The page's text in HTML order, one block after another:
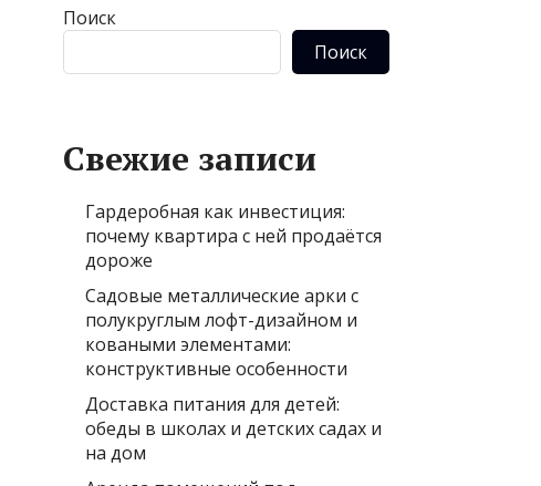
Поиск
Поиск
Свежие записи
Гардеробная как инвестиция:
почему квартира с ней продаётся
дороже
Садовые металлические арки с
полукруглым лофт-дизайном и
коваными элементами:
конструктивные особенности
Доставка питания для детей:
обеды в школах и детских садах и
на дом